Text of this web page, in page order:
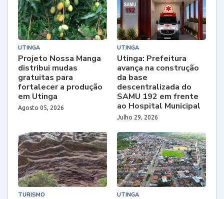
UTINGA
Projeto Nossa Manga
distribui mudas
gratuitas para
fortalecer a produção
em Utinga
Agosto 05, 2026
UTINGA
Utinga: Prefeitura
avança na construção
da base
descentralizada do
SAMU 192 em frente
ao Hospital Municipal
Julho 29, 2026
TURISMO UTINGA